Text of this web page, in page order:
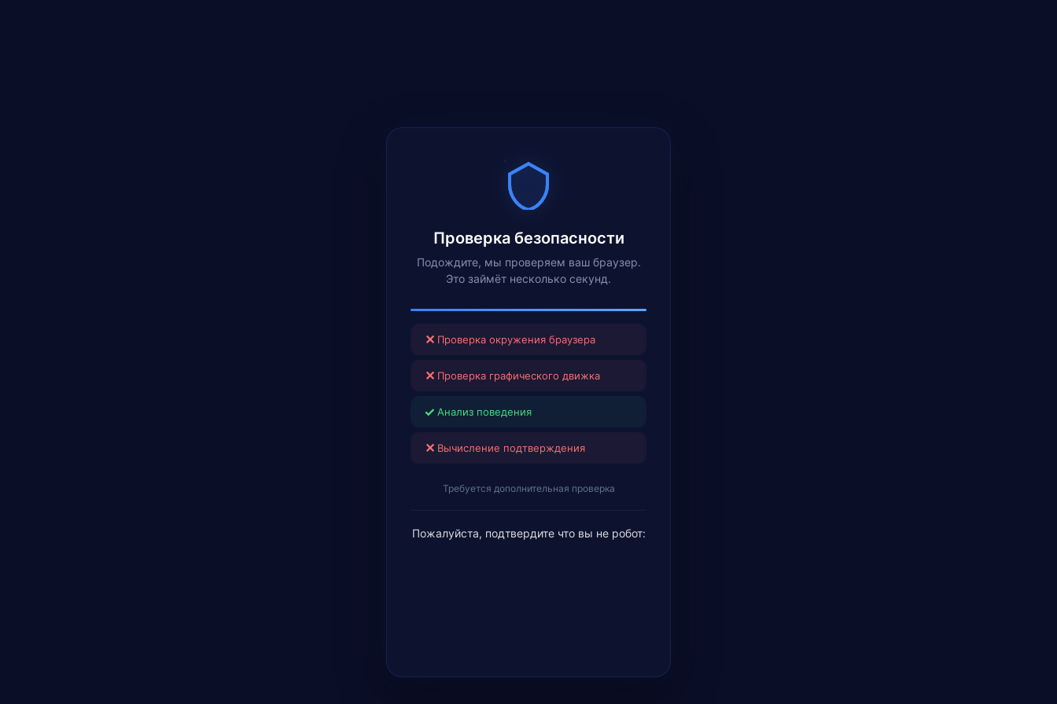
Проверка безопасности
Подождите, мы проверяем ваш браузер.
Это займёт несколько секунд.
✕ Проверка окружения браузера
✕ Проверка графического движка
✓ Анализ поведения
✕ Вычисление подтверждения
Требуется дополнительная проверка
Пожалуйста, подтвердите что вы не робот: